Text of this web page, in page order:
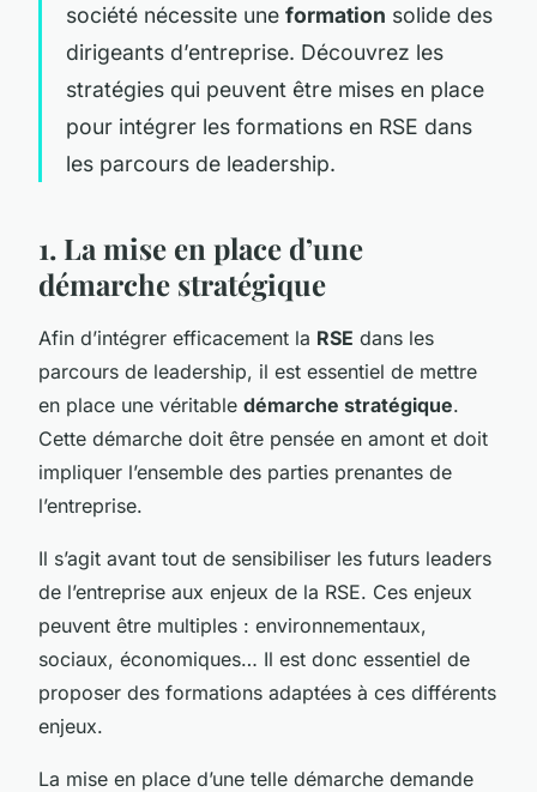
société nécessite une formation solide des
dirigeants d’entreprise. Découvrez les
stratégies qui peuvent être mises en place
pour intégrer les formations en RSE dans
les parcours de leadership.
1. La mise en place d’une
démarche stratégique
Afin d’intégrer efficacement la RSE dans les
parcours de leadership, il est essentiel de mettre
en place une véritable démarche stratégique.
Cette démarche doit être pensée en amont et doit
impliquer l’ensemble des parties prenantes de
l’entreprise.
Il s’agit avant tout de sensibiliser les futurs leaders
de l’entreprise aux enjeux de la RSE. Ces enjeux
peuvent être multiples : environnementaux,
sociaux, économiques… Il est donc essentiel de
proposer des formations adaptées à ces différents
enjeux.
La mise en place d’une telle démarche demande